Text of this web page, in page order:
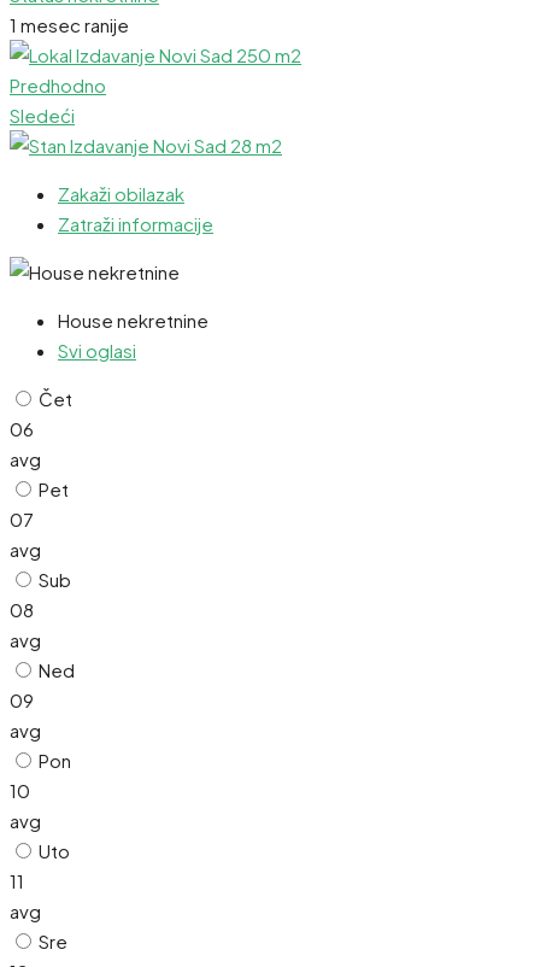
1 mesec ranije
Predhodno
Sledeći
Zakaži obilazak
Zatraži informacije
House nekretnine
Svi oglasi
Čet
06
avg
Pet
07
avg
Sub
08
avg
Ned
09
avg
Pon
10
avg
Uto
11
avg
Sre